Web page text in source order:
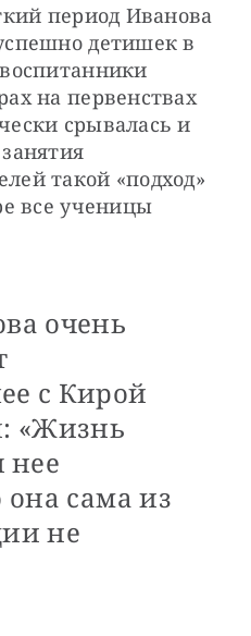
период Иванова
детишек в
на первенствах
срывалась и
такой «подход»
все ученицы
очень
с Кирой
«Жизнь
нее
она сама из
не